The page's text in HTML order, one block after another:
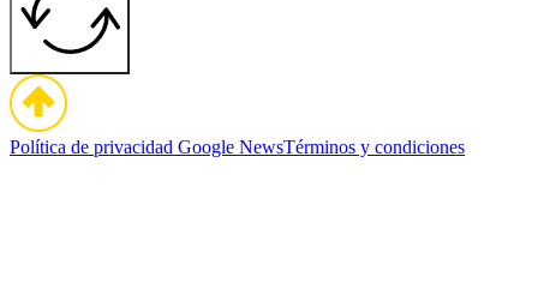
Política de privacidad Google NewsTérminos y condiciones